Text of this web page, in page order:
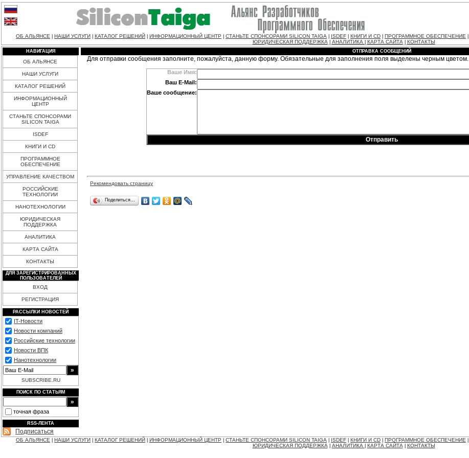
ОБ АЛЬЯНСЕ НАШИ УСЛУГИ КАТАЛОГ РЕШЕНИЙ ИНФОРМАЦИОННЫЙ ЦЕНТР СТАНЬТЕ СПОНСОРАМИ SILICON TAIGA ISDEF КНИГИ И CD ПРОГРАММНОЕ ОБЕСПЕЧЕНИЕ
ЮРИДИЧЕСКАЯ ПОДДЕРЖКА| АНАЛИТИКА КАРТА САЙТА| КОНТАКТЫ
НАВИГАЦИЯ
ОБ АЛЬЯНСЕ
НАШИ УСЛУГИ
КАТАЛОГ РЕШЕНИЙ
ИНФОРМАЦИОННЫЙ
ЦЕНТР
СТАНЬТЕ СПОНСОРАМИ
SILICON TAIGA
ISDEF
КНИГИ И CD
ПРОГРАММНОЕ
ОБЕСПЕЧЕНИЕ
УПРАВЛЕНИЕ КАЧЕСТВОМ
РОССИЙСКИЕ
ТЕХНОЛОГИИ
НАНОТЕХНОЛОГИИ
ЮРИДИЧЕСКАЯ
ПОДДЕРЖКА
АНАЛИТИКА
КАРТА САЙТА
КОНТАКТЫ
ДЛЯ ЗАРЕГИСТРИРОВАННЫХ
ПОЛЬЗОВАТЕЛЕЙ
ВХОД
РЕГИСТРАЦИЯ
РАССЫЛКИ НОВОСТЕЙ
IT-Новости
Новости компаний
Российские технологии
Новости ВПК
Нанотехнологии
SUBSCRIBE.RU
ПОИСК ПО СТАТЬЯМ
точная фраза
RSS-ЛЕНТА
Подписаться
ОТПРАВКА СООБЩЕНИЙ
Для отправки сообщения заполните, пожалуйста, данную форму. Обязательные для заполнения поля выделены черным цветом.
Ваше Имя:
Ваш E-Mail:
Ваше сообщение:
Рекомендовать страницу
Поделиться…
ОБ АЛЬЯНСЕ НАШИ УСЛУГИ КАТАЛОГ РЕШЕНИЙ ИНФОРМАЦИОННЫЙ ЦЕНТР СТАНЬТЕ СПОНСОРАМИ SILICON TAIGA ISDEF КНИГИ И CD ПРОГРАММНОЕ ОБЕСПЕЧЕНИЕ
ЮРИДИЧЕСКАЯ ПОДДЕРЖКА| АНАЛИТИКА КАРТА САЙТА| КОНТАКТЫ